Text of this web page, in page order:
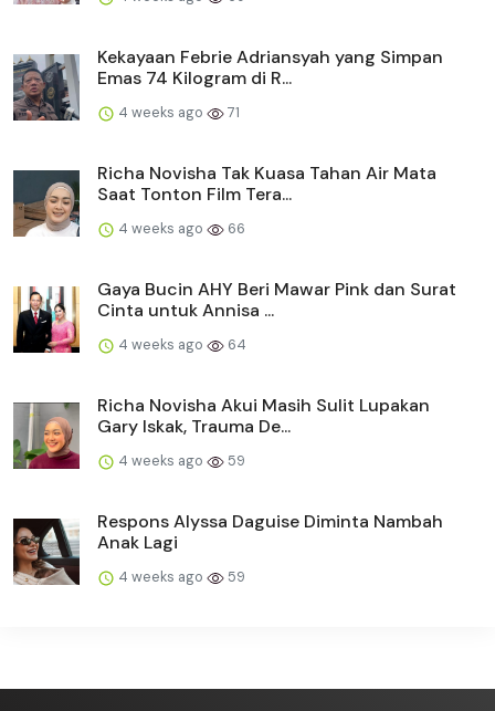
Kekayaan Febrie Adriansyah yang Simpan
Emas 74 Kilogram di R...
4 weeks ago 71
Richa Novisha Tak Kuasa Tahan Air Mata
Saat Tonton Film Tera...
4 weeks ago 66
Gaya Bucin AHY Beri Mawar Pink dan Surat
Cinta untuk Annisa ...
4 weeks ago 64
Richa Novisha Akui Masih Sulit Lupakan
Gary Iskak, Trauma De...
4 weeks ago 59
Respons Alyssa Daguise Diminta Nambah
Anak Lagi
4 weeks ago 59